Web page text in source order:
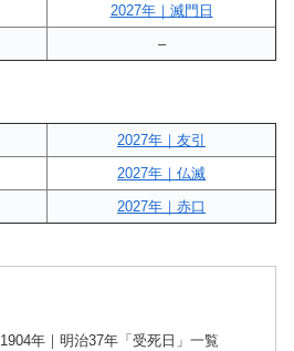
2027年｜滅門日
–
2027年｜友引
2027年｜仏滅
2027年｜赤口
1904年｜明治37年「受死日」一覧